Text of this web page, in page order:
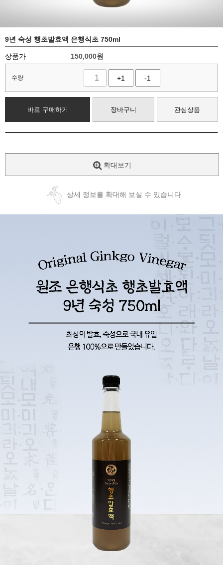
9년 숙성 행초발효액 은행식초 750ml
상품가 150,000원
수량 +1 -1
바로 구매하기 장바구니 관심상품
확대보기
상세 정보를 확대해 보실 수 있습니다